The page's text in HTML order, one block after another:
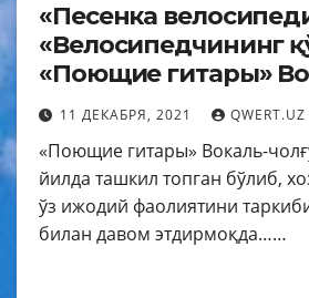
«Песенка
«Велосипедчининг
«Поющие гитары»
ансамбли
матни таржимаси
11 ДЕКАБРЯ, 2021 QWERT.UZ
«Поющие гитары» Вокаль-
йилда ташкил топган бўлиб,
ўз ижодий фаолиятини
билан давом этдирмоқда……